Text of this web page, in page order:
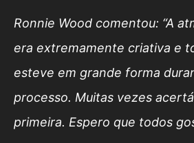
Ronnie Wood comentou: “A
era extremamente criativa e
esteve em grande forma
processo. Muitas vezes
primeira. Espero que todos